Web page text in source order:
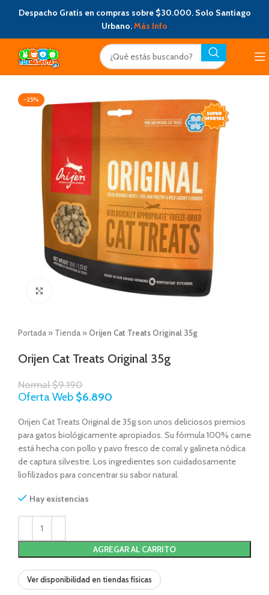
Despacho Gratis en compras sobre $30.000. Solo Santiago
Urbano.Más Info
-25%
Click to enlarge
Portada » Tienda » Orijen Cat Treats Original 35g
Orijen Cat Treats Original 35g
Normal$9.190
Oferta Web $6.890
Orijen Cat Treats Original de 35g son unos deliciosos premios
para gatos biológicamente apropiados. Su fórmula 100% carne
está hecha con pollo y pavo fresco de corral y galineta nódica
de captura silvestre. Los ingredientes son cuidadosamente
liofilizados para concentrar su sabor natural.
Hay existencias
AGREGAR AL CARRITO
Ver disponibilidad en tiendas físicas